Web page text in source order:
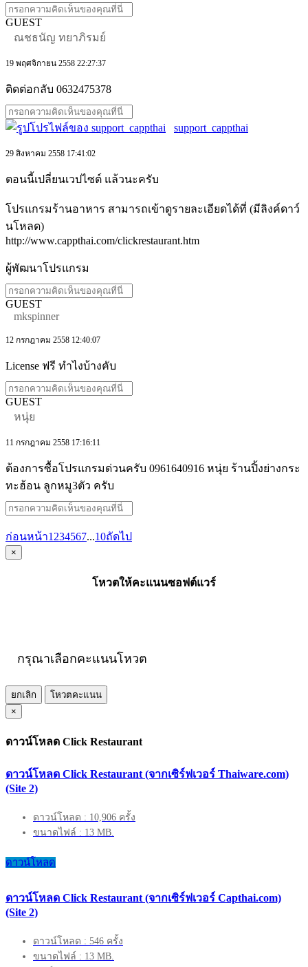
GUEST
ณชธนัญ ทยาภิรมย์
19 พฤศจิกายน 2558 22:27:37
ติดต่อกลับ 0632475378
support_cappthai
29 สิงหาคม 2558 17:41:02
ตอนนี้เปลี่ยนเวปไซต์ แล้วนะครับ
โปรแกรมร้านอาหาร สามารถเข้าดูรายละเอียดได้ที่ (มีลิงค์ดาว์
นโหลด)
http://www.cappthai.com/clickrestaurant.htm
ผู้พัฒนาโปรแกรม
GUEST
mkspinner
12 กรกฎาคม 2558 12:40:07
License ฟรี ทำไงบ้างคับ
GUEST
หนุ่ย
11 กรกฎาคม 2558 17:16:11
ต้องการซื้อโปรแกรมด่วนครับ 0961640916 หนุ่ย ร้านปิ้งย่างกระ
ทะฮ้อน ลูกหมู3ตัว ครับ
ก่อนหน้า1 234567...10ถัดไป
×
โหวตให้คะแนนซอฟต์แวร์
กรุณาเลือกคะแนนโหวต
ยกเลิก
โหวตคะแนน
×
ดาวน์โหลด Click Restaurant
ดาวน์โหลด Click Restaurant (จากเซิร์ฟเวอร์ Thaiware.com)
(Site 2)
ดาวน์โหลด : 10,906 ครั้ง
ขนาดไฟล์ : 13 MB.
ดาวน์โหลด
ดาวน์โหลด Click Restaurant (จากเซิร์ฟเวอร์ Capthai.com)
(Site 2)
ดาวน์โหลด : 546 ครั้ง
ขนาดไฟล์ : 13 MB.